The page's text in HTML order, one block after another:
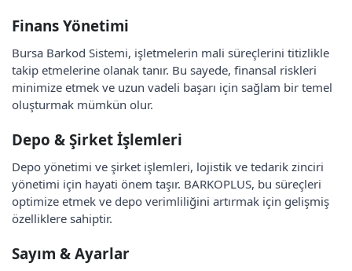
Finans Yönetimi
Bursa Barkod Sistemi, işletmelerin mali süreçlerini titizlikle
takip etmelerine olanak tanır. Bu sayede, finansal riskleri
minimize etmek ve uzun vadeli başarı için sağlam bir temel
oluşturmak mümkün olur.
Depo & Şirket İşlemleri
Depo yönetimi ve şirket işlemleri, lojistik ve tedarik zinciri
yönetimi için hayati önem taşır. BARKOPLUS, bu süreçleri
optimize etmek ve depo verimliliğini artırmak için gelişmiş
özelliklere sahiptir.
Sayım & Ayarlar